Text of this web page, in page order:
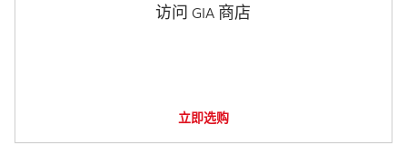
访问 GIA 商店
立即选购